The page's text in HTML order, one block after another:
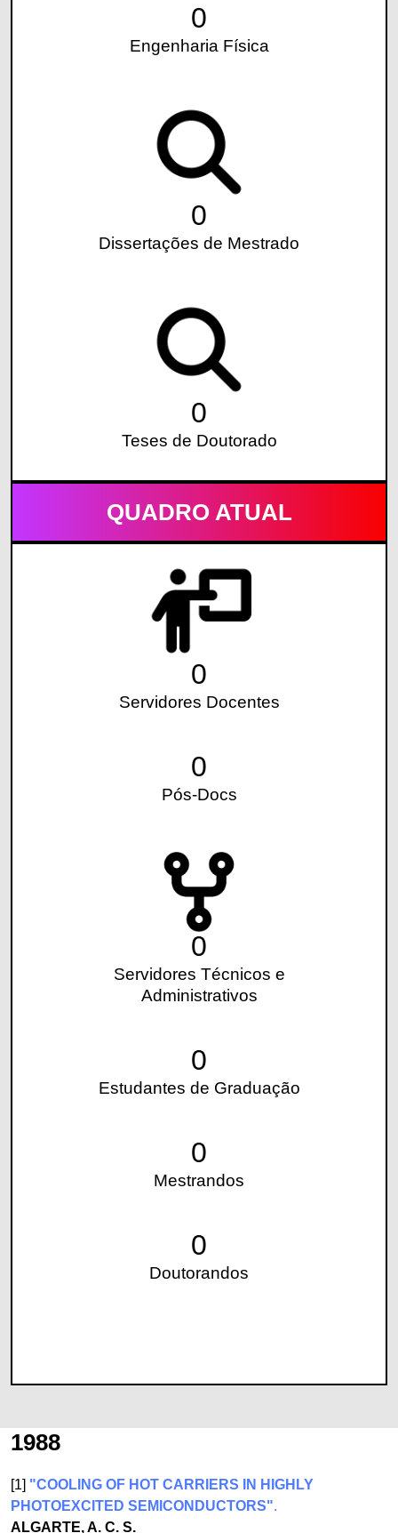
0
Engenharia Física
0
Dissertações de Mestrado
0
Teses de Doutorado
QUADRO ATUAL
0
Servidores Docentes
0
Pós-Docs
0
Servidores Técnicos e
Administrativos
0
Estudantes de Graduação
0
Mestrandos
0
Doutorandos
1988
[1] "COOLING OF HOT CARRIERS IN HIGHLY
PHOTOEXCITED SEMICONDUCTORS".
ALGARTE, A. C. S.